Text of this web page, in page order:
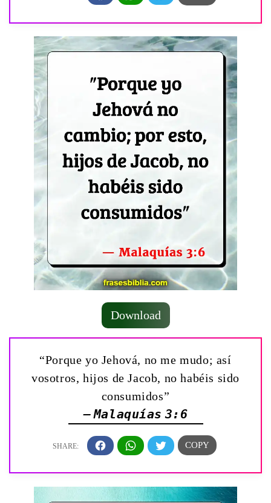
Download
“Porque yo Jehová, no me mudo; así
vosotros, hijos de Jacob, no habéis sido
consumidos”
— Malaquías 3:6